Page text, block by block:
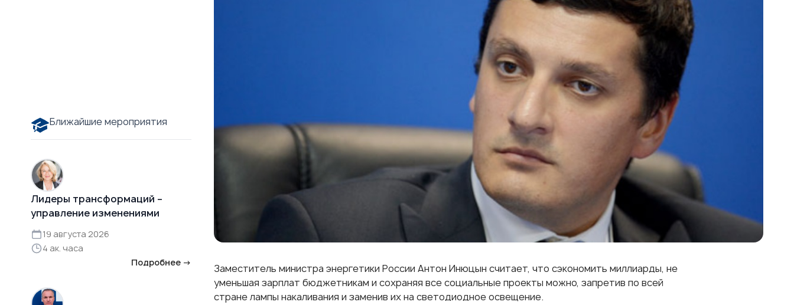
Заместитель министра энергетики России Антон Инюцын считает, что сэкономить миллиарды, не
уменьшая зарплат бюджетникам и сохраняя все социальные проекты можно, запретив по всей
стране лампы накаливания и заменив их на светодиодное освещение.
Ближайшие мероприятия
Лидеры трансформаций –
управление изменениями
19 августа 2026
4 ак. часа
Подробнее →